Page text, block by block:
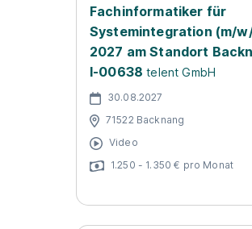
Fachinformatiker für
Systemintegration (m/
2027 am Standort
I-00638 telent GmbH
30.08.2027
71522 Backnang
Video
1.250 - 1.350 € pro Monat